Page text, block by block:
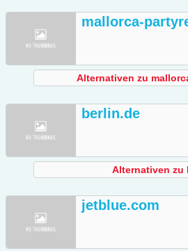
mallorca-
Alternativen zu
berlin.de
Alternativen zu
jetblue.com